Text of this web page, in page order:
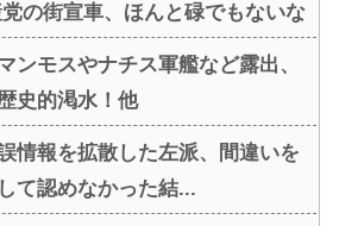
党の街宣車、ほんと碌でもないな
ンモスやナチス軍艦など露出、
史的渇水！他
情報を拡散した左派、間違いを
て認めなかった結...